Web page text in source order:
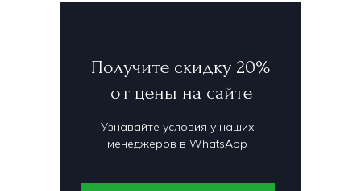
Получите скидку 20%
от цены на сайте
Узнавайте условия у наших
менеджеров в WhatsApp